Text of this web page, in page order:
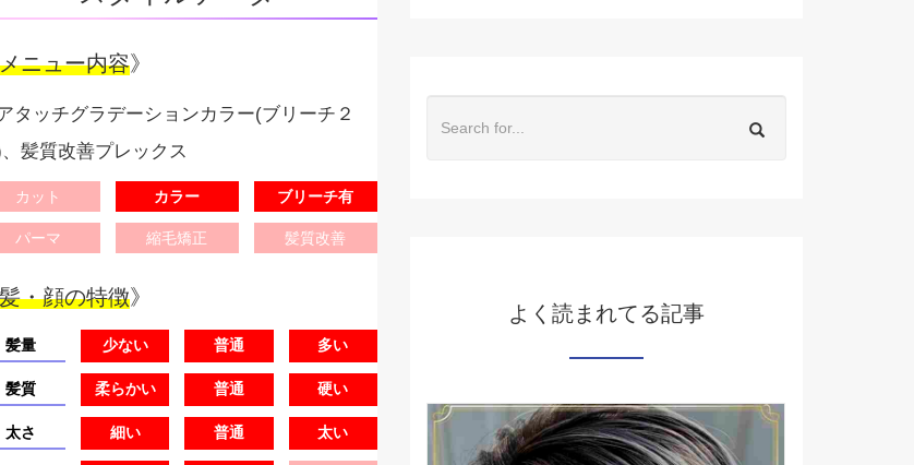
メニュー内容》
タッチグラデーションカラー(ブリーチ２
髪質改善プレックス
カット カラー ブリーチ有
パーマ 縮毛矯正 髪質改善
髪・顔の特徴》
髪量 少ない 普通 多い
髪質 柔らかい 普通 硬い
太さ 細い 普通 太い
よく読まれてる記事